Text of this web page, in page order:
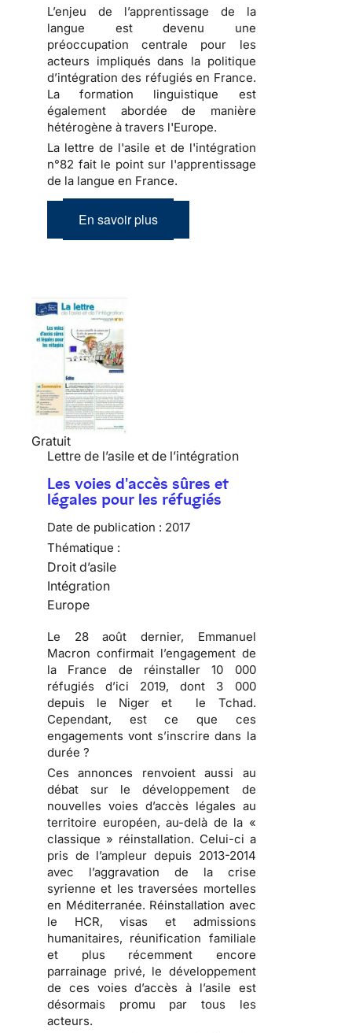
L’enjeu de l’apprentissage de la
langue est devenu une
préoccupation centrale pour les
acteurs impliqués dans la politique
d’intégration des réfugiés en France.
La formation linguistique est
également abordée de manière
hétérogène à travers l'Europe.
La lettre de l'asile et de l'intégration
n°82 fait le point sur l'apprentissage
de la langue en France.
En savoir plus
Gratuit
Lettre de l’asile et de l’intégration
Les voies d'accès sûres et
légales pour les réfugiés
Date de publication : 2017
Thématique :
Droit d’asile
Intégration
Europe
Le 28 août dernier, Emmanuel
Macron confirmait l’engagement de
la France de réinstaller 10 000
réfugiés d’ici 2019, dont 3 000
depuis le Niger et le Tchad.
Cependant, est ce que ces
engagements vont s’inscrire dans la
durée ?
Ces annonces renvoient aussi au
débat sur le développement de
nouvelles voies d’accès légales au
territoire européen, au-delà de la «
classique » réinstallation. Celui-ci a
pris de l’ampleur depuis 2013-2014
avec l’aggravation de la crise
syrienne et les traversées mortelles
en Méditerranée. Réinstallation avec
le HCR, visas et admissions
humanitaires, réunification familiale
et plus récemment encore
parrainage privé, le développement
de ces voies d’accès à l’asile est
désormais promu par tous les
acteurs.